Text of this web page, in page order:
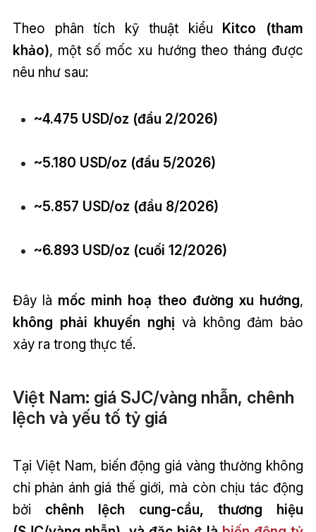
Theo phân tích kỹ thuật kiểu Kitco (tham
khảo), một số mốc xu hướng theo tháng được
nêu như sau:
~4.475 USD/oz (đầu 2/2026)
~5.180 USD/oz (đầu 5/2026)
~5.857 USD/oz (đầu 8/2026)
~6.893 USD/oz (cuối 12/2026)
Đây là mốc minh hoạ theo đường xu hướng,
không phải khuyến nghị và không đảm bảo
xảy ra trong thực tế.
Việt Nam: giá SJC/vàng nhẫn, chênh
lệch và yếu tố tỷ giá
Tại Việt Nam, biến động giá vàng thường không
chỉ phản ánh giá thế giới, mà còn chịu tác động
bởi chênh lệch cung-cầu, thương hiệu